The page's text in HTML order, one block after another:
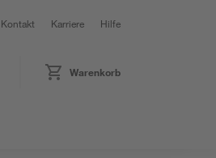
Kontakt Karriere Hilfe
Warenkorb